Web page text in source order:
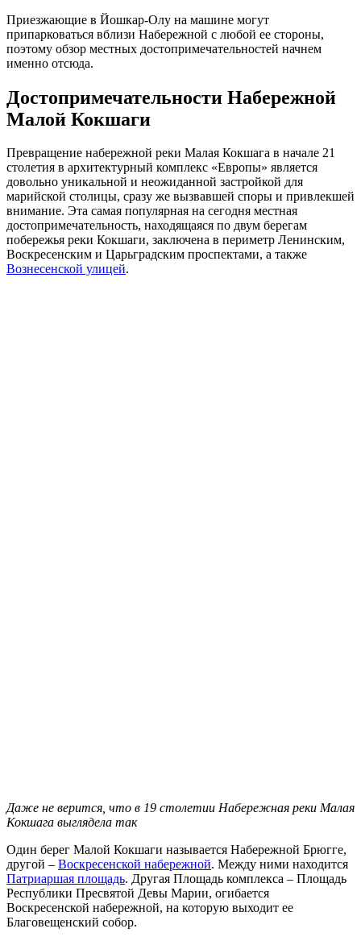
Приезжающие в Йошкар-Олу на машине могут
припарковаться вблизи Набережной с любой ее стороны,
поэтому обзор местных достопримечательностей начнем
именно отсюда.
Достопримечательности Набережной
Малой Кокшаги
Превращение набережной реки Малая Кокшага в начале 21
столетия в архитектурный комплекс «Европы» является
довольно уникальной и неожиданной застройкой для
марийской столицы, сразу же вызвавшей споры и привлекшей
внимание. Эта самая популярная на сегодня местная
достопримечательность, находящаяся по двум берегам
побережья реки Кокшаги, заключена в периметр Ленинским,
Воскресенским и Царьградским проспектами, а также
Вознесенской улицей.
Даже не верится, что в 19 столетии Набережная реки Малая
Кокшага выглядела так
Один берег Малой Кокшаги называется Набережной Брюгге,
другой – Воскресенской набережной. Между ними находится
Патриаршая площадь. Другая Площадь комплекса – Площадь
Республики Пресвятой Девы Марии, огибается
Воскресенской набережной, на которую выходит ее
Благовещенский собор.